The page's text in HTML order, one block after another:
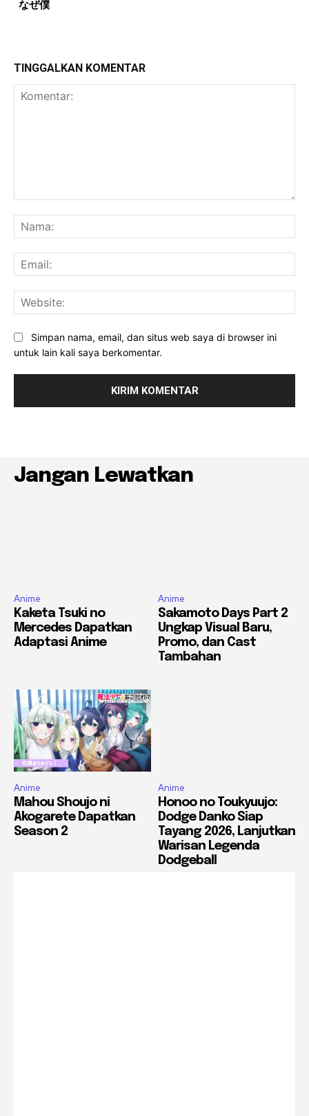
なぜ僕
TINGGALKAN KOMENTAR
Simpan nama, email, dan situs web saya di browser ini
untuk lain kali saya berkomentar.
Jangan Lewatkan
Anime
Kaketa Tsuki no
Mercedes Dapatkan
Adaptasi Anime
Anime
Sakamoto Days Part 2
Ungkap Visual Baru,
Promo, dan Cast
Tambahan
Anime
Mahou Shoujo ni
Akogarete Dapatkan
Season 2
Anime
Honoo no Toukyuujo:
Dodge Danko Siap
Tayang 2026, Lanjutkan
Warisan Legenda
Dodgeball